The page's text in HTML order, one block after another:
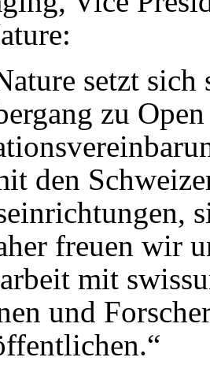
setzt
zu
den
freuen wir
mit
und